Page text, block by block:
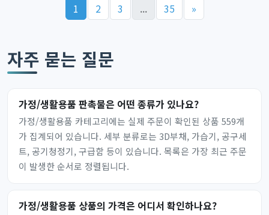
1 2 3 ... 35 »
자주 묻는 질문
가정/생활용품 판촉물은 어떤 종류가 있나요?
가정/생활용품 카테고리에는 실제 주문이 확인된 상품 559개
가 집계되어 있습니다. 세부 분류로는 3D부채, 가습기, 공구세
트, 공기청정기, 구급함 등이 있습니다. 목록은 가장 최근 주문
이 발생한 순서로 정렬됩니다.
가정/생활용품 상품의 가격은 어디서 확인하나요?